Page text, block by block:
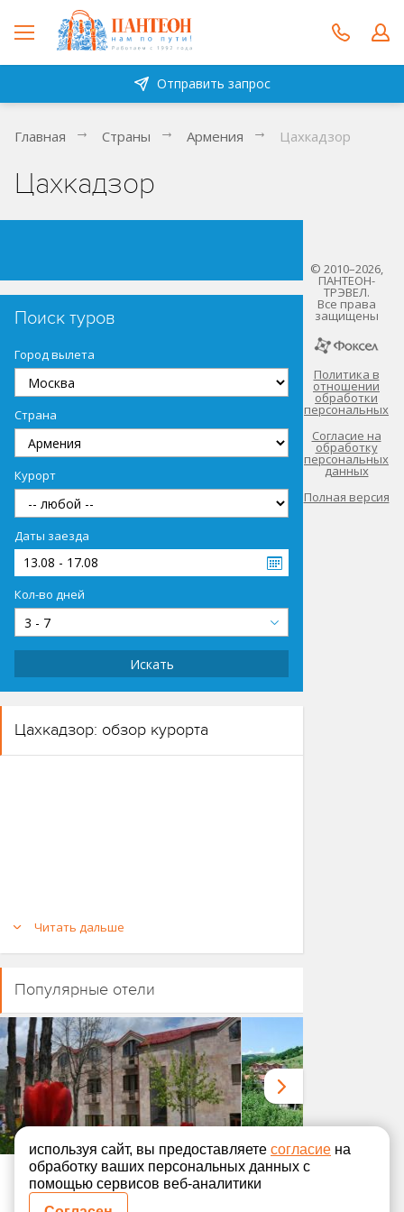
Отправить запрос
Главная Страны Армения Цахкадзор
Цахкадзор
Поиск туров
Город вылета
Страна
Курорт
Даты заезда
13.08 - 17.08
Кол-во дней
3 - 7
Искать
Цахкадзор: обзор курорта
Читать дальше
Популярные отели
Alpina Hotel
© 2010–2026,
ПАНТЕОН-
ТРЭВЕЛ.
Все права
защищены
Политика в
отношении
обработки
персональных
Согласие на
обработку
персональных
данных
Полная версия
используя сайт, вы предоставляете согласие на
обработку ваших персональных данных с
помощью сервисов веб-аналитики